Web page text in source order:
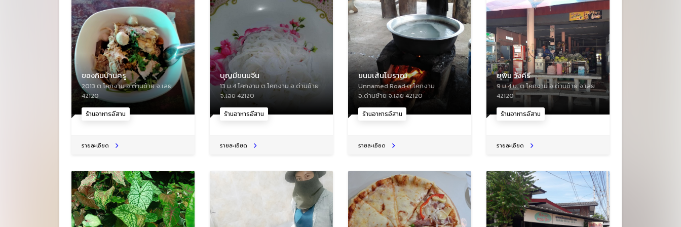
ร้านอาหารอีสาน
ของกินบ้านครู
2013 ต.โคกงาม อ.ด่านซ้าย จ.เลย
42120
รายละเอียด
ร้านอาหารอีสาน
บุญมีขนมจีน
13 ม.4 โคกงาม ต.โคกงาม อ.ด่านซ้าย
จ.เลย 42120
รายละเอียด
ร้านอาหารอีสาน
ขนมเส้นโบราณ
Unnamed Road ต.โคกงาม
อ.ด่านซ้าย จ.เลย 42120
รายละเอียด
ร้านอาหารอีสาน
ยุพิน วังคีรี
9 ม.4 บ. ต.โคกงาม อ.ด่านซ้าย จ.เลย
42120
รายละเอียด